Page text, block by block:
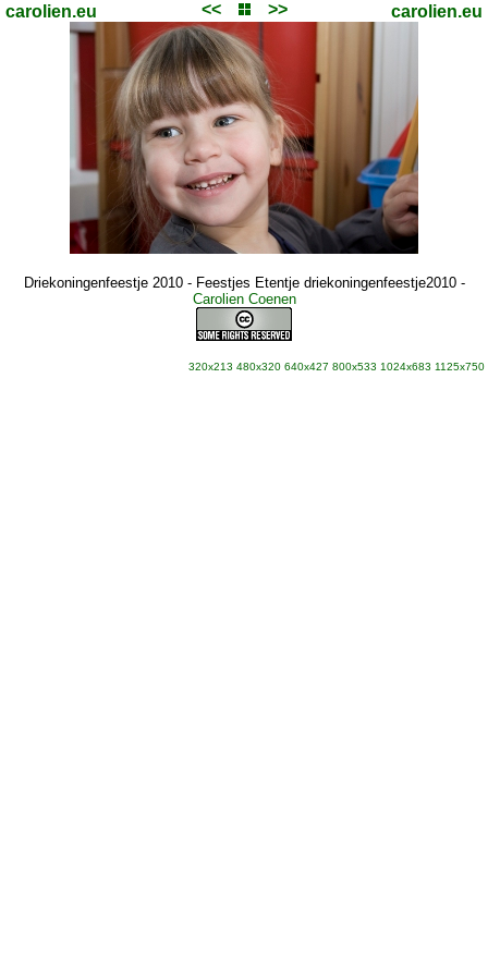
carolien.eu << >> carolien.eu
Driekoningenfeestje 2010 - Feestjes Etentje driekoningenfeestje2010-
Carolien Coenen
320x213 480x320 640x427 800x533 1024x683 1125x750